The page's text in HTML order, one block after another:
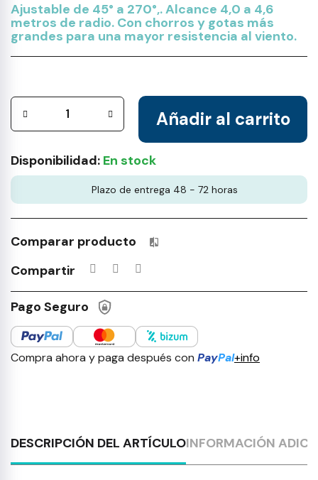
Ajustable de 45° a 270°,. Alcance 4,0 a 4,6
metros de radio. Con chorros y gotas más
grandes para una mayor resistencia al viento.
Añadir al carrito
Disponibilidad: En stock
Plazo de entrega 48 - 72 horas
Comparar producto Productos incluidos en tu lista
Compartir
Pago Seguro
Compra ahora y paga después con PayPal+info
DESCRIPCIÓN DEL ARTÍCULOINFORMACIÓN